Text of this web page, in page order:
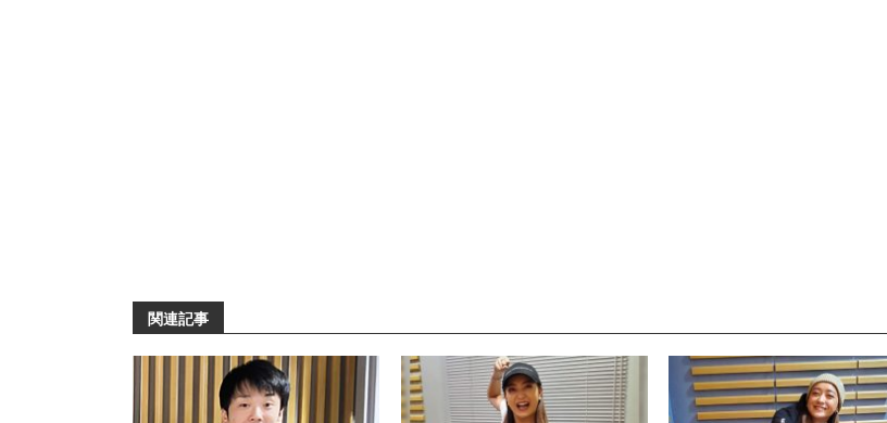
関連記事